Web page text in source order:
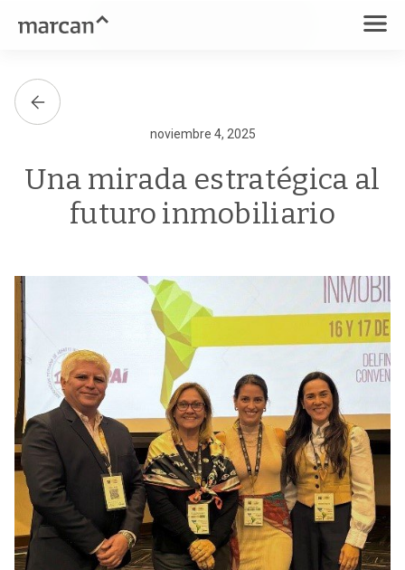
noviembre 4, 2025
Una mirada estratégica al
futuro inmobiliario